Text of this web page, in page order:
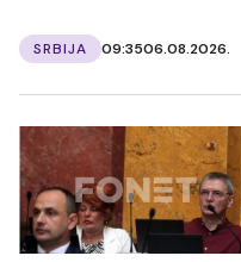
SRBIJA 09:3506.08.2026.